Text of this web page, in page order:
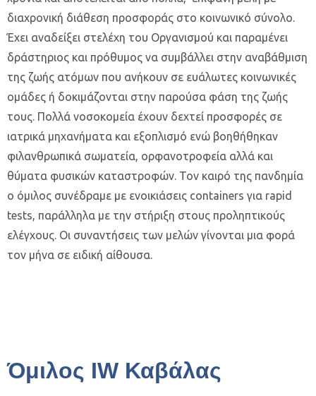
διαχρονική διάθεση προσφοράς στο κοινωνικό σύνολο.
Έχει αναδείξει στελέχη του Οργανισμού και παραμένει
δράστηριος και πρόθυμος να συμβάλλει στην αναβάθμιση
της ζωής ατόμων που ανήκουν σε ευάλωτες κοινωνικές
ομάδες ή δοκιμάζονται στην παρούσα φάση της ζωής
τους. Πολλά νοσοκομεία έχουν δεχτεί προσφορές σε
ιατρικά μηχανήματα και εξοπλισμό ενώ βοηθήθηκαν
φιλανθρωπικά σωματεία, ορφανοτροφεία αλλά και
θύματα φυσικών καταστροφών. Τον καιρό της πανδημία
ο όμιλος συνέδραμε με ενοικιάσεις containers για rapid
tests, παράλληλα με την στήριξη στους προληπτικούς
ελέγχους. Οι συναντήσεις των μελών γίνονται μια φορά
τον μήνα σε ειδική αίθουσα.
Όμιλος IW Καβάλας